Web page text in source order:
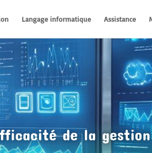
Langage informatique Assistance
de la